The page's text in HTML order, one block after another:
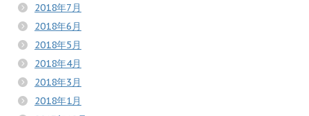
2018年7月
2018年6月
2018年5月
2018年4月
2018年3月
2018年1月